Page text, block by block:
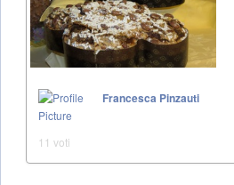
Francesca Pinzauti
11 voti